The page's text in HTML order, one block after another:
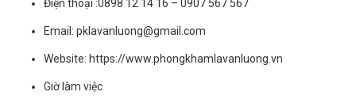
Điện thoại :0898 12 14 16 – 0907 567 567
Email: pklavanluong@gmail.com
Website: https://www.phongkhamlavanluong.vn
Giờ làm việc